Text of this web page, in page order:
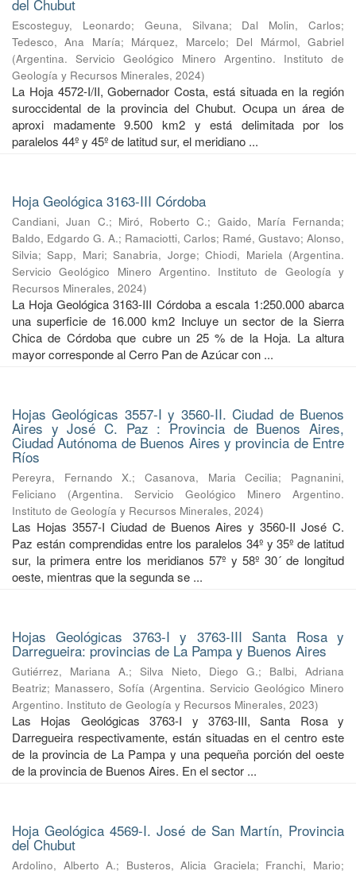
del Chubut
Escosteguy, Leonardo; Geuna, Silvana; Dal Molin, Carlos;
Tedesco, Ana María; Márquez, Marcelo; Del Mármol, Gabriel
(Argentina. Servicio Geológico Minero Argentino. Instituto de
Geología y Recursos Minerales, 2024)
La Hoja 4572-I/II, Gobernador Costa, está situada en la región
suroccidental de la provincia del Chubut. Ocupa un área de
aproxi madamente 9.500 km2 y está delimitada por los
paralelos 44º y 45º de latitud sur, el meridiano ...
Hoja Geológica 3163-III Córdoba
Candiani, Juan C.; Miró, Roberto C.; Gaido, María Fernanda;
Baldo, Edgardo G. A.; Ramaciotti, Carlos; Ramé, Gustavo; Alonso,
Silvia;Sapp, Mari;Sanabria, Jorge;Chiodi, Mariela (Argentina.
Servicio Geológico Minero Argentino. Instituto de Geología y
Recursos Minerales, 2024)
La Hoja Geológica 3163-III Córdoba a escala 1:250.000 abarca
una superficie de 16.000 km2 Incluye un sector de la Sierra
Chica de Córdoba que cubre un 25 % de la Hoja. La altura
mayor corresponde al Cerro Pan de Azúcar con ...
Hojas Geológicas 3557-I y 3560-II. Ciudad de Buenos
Aires y José C. Paz : Provincia de Buenos Aires,
Ciudad Autónoma de Buenos Aires y provincia de Entre
Ríos
Pereyra, Fernando X.;Casanova, Maria Cecilia; Pagnanini,
Feliciano
(Argentina. Servicio Geológico Minero Argentino.
Instituto de Geología y Recursos Minerales, 2024)
Las Hojas 3557-I Ciudad de Buenos Aires y 3560-II José C.
Paz están comprendidas entre los paralelos 34º y 35º de latitud
sur, la primera entre los meridianos 57º y 58º 30´ de longitud
oeste, mientras que la segunda se ...
Hojas Geológicas 3763-I y 3763-III Santa Rosa y
Darregueira: provincias de La Pampa y Buenos Aires
Gutiérrez, Mariana A.; Silva Nieto, Diego G.; Balbi, Adriana
Beatriz; Manassero, Sofía (Argentina. Servicio Geológico Minero
Argentino. Instituto de Geología y Recursos Minerales, 2023)
Las Hojas Geológicas 3763-I y 3763-III, Santa Rosa y
Darregueira respectivamente, están situadas en el centro este
de la provincia de La Pampa y una pequeña porción del oeste
de la provincia de Buenos Aires. En el sector ...
Hoja Geológica 4569-I. José de San Martín, Provincia
del Chubut
Ardolino, Alberto A.; Busteros, Alicia Graciela; Franchi, Mario;